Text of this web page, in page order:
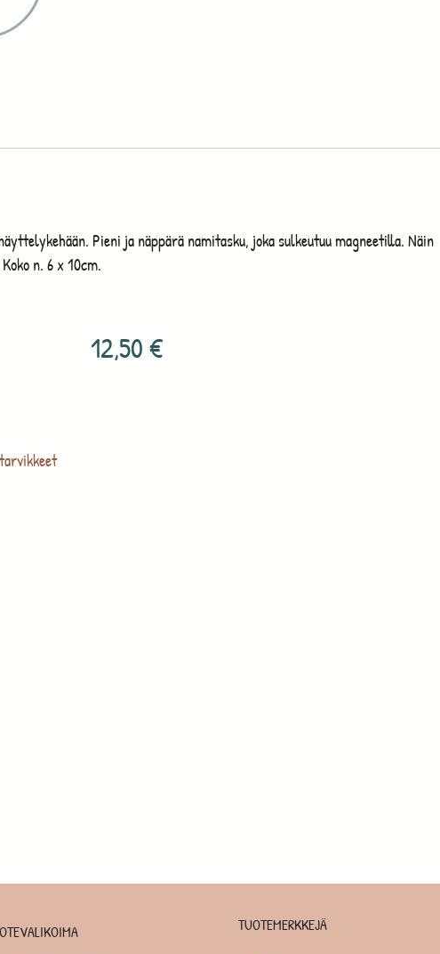
Pieni ja näppärä namitasku, joka sulkeutuu magneetilla. Näin
n. 6 x 10cm.
12,50€
TUOTEMERKKEJÄ